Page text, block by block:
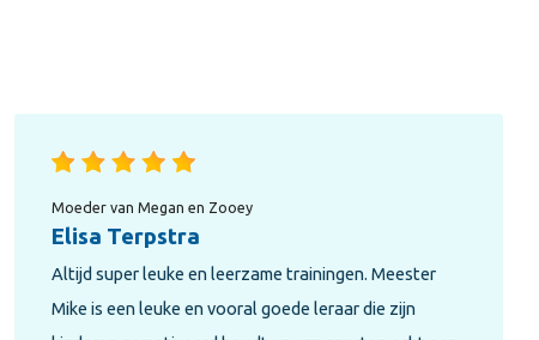
Vader van Yassin
Abdel Bouchibti
De jongens hebben erg leuk. Ze worden uitgedaagd
om hun grenzen te verleggen! We zijn erg tevreden.